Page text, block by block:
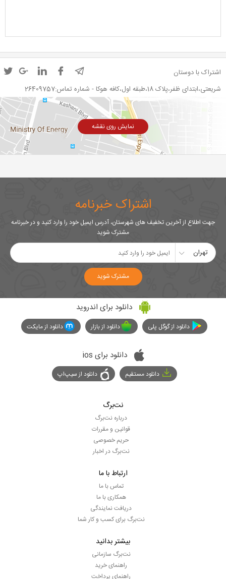
اشتراک با دوستان
شریعتی،ابتدای ظفر،پلاک 18،طبقه اول،کافه هوکا - شماره تماس:26409757
نمایش روی نقشه
اشتراک خبرنامه
جهت اطلاع از آخرین تخفیف های شهرستان، آدرس ایمیل خود را وارد کنید و در خبرنامه
مشترک شوید
تهران
مشترک شوید
دانلود برای اندروید
دانلود از گوگل پلی دانلود از بازار دانلود از مایکت
دانلود برای ios
دانلود مستقیم دانلود از سیپ‌اپ
نت‌برگ
درباره نت‌برگ
قوانین و مقررات
حریم خصوصی
نت‌برگ در اخبار
ارتباط با ما
تماس با ما
همکاری با ما
دریافت نمایندگی
نت‌برگ برای کسب و کار شما
بیشتر بدانید
نت‌برگ سازمانی
راهنمای خرید
راهنمای پرداخت